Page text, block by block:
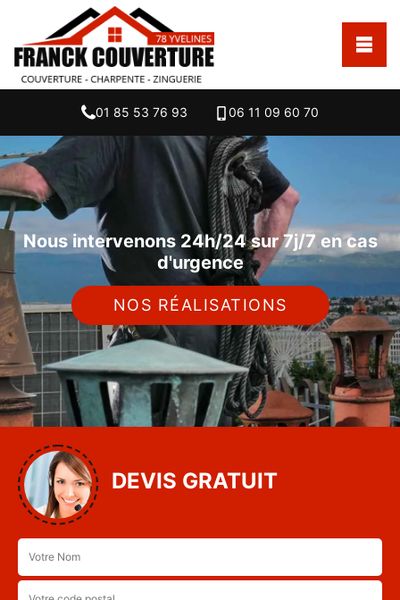
01 85 53 76 93 06 11 09 60 70
Nous intervenons 24h/24 sur 7j/7 en cas
d'urgence
NOS RÉALISATIONS
DEVIS GRATUIT